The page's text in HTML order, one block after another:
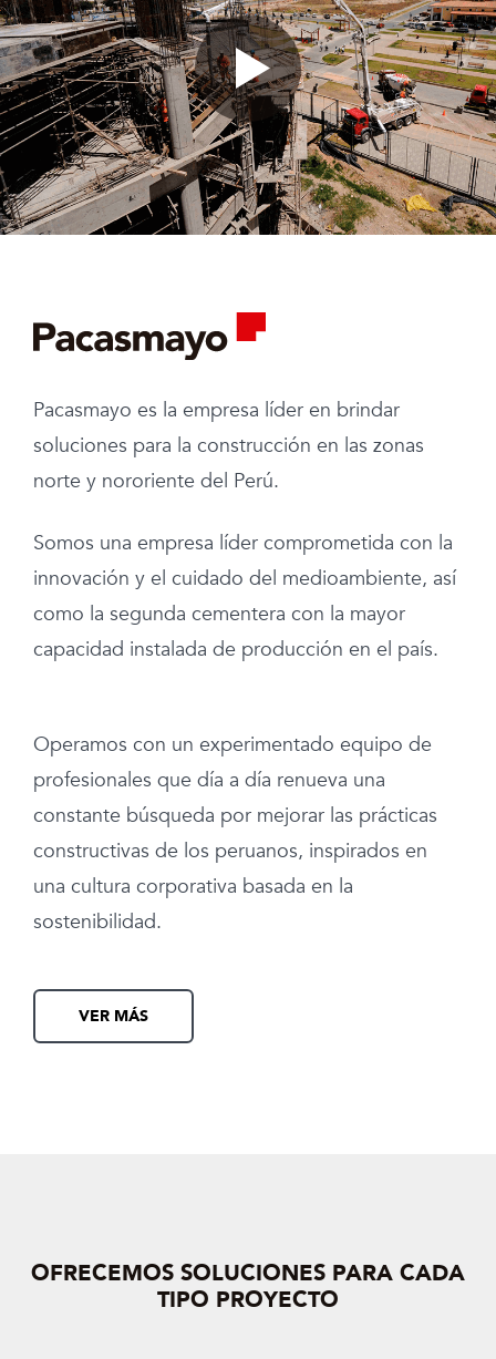
Pacasmayo es la empresa líder en brindar
soluciones para la construcción en las zonas
norte y nororiente del Perú.
Somos una empresa líder comprometida con la
innovación y el cuidado del medioambiente, así
como la segunda cementera con la mayor
capacidad instalada de producción en el país.
Operamos con un experimentado equipo de
profesionales que día a día renueva una
constante búsqueda por mejorar las prácticas
constructivas de los peruanos, inspirados en
una cultura corporativa basada en la
sostenibilidad.
VER MÁS
OFRECEMOS SOLUCIONES PARA CADA
TIPO PROYECTO